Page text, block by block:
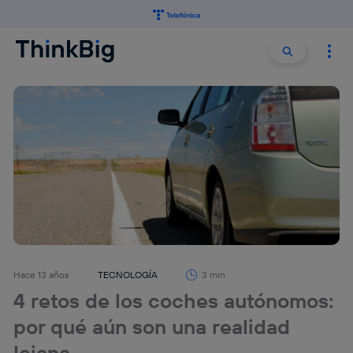
Buscar
Hace 13 años TECNOLOGÍA 3 min
4 retos de los coches autónomos:
por qué aún son una realidad